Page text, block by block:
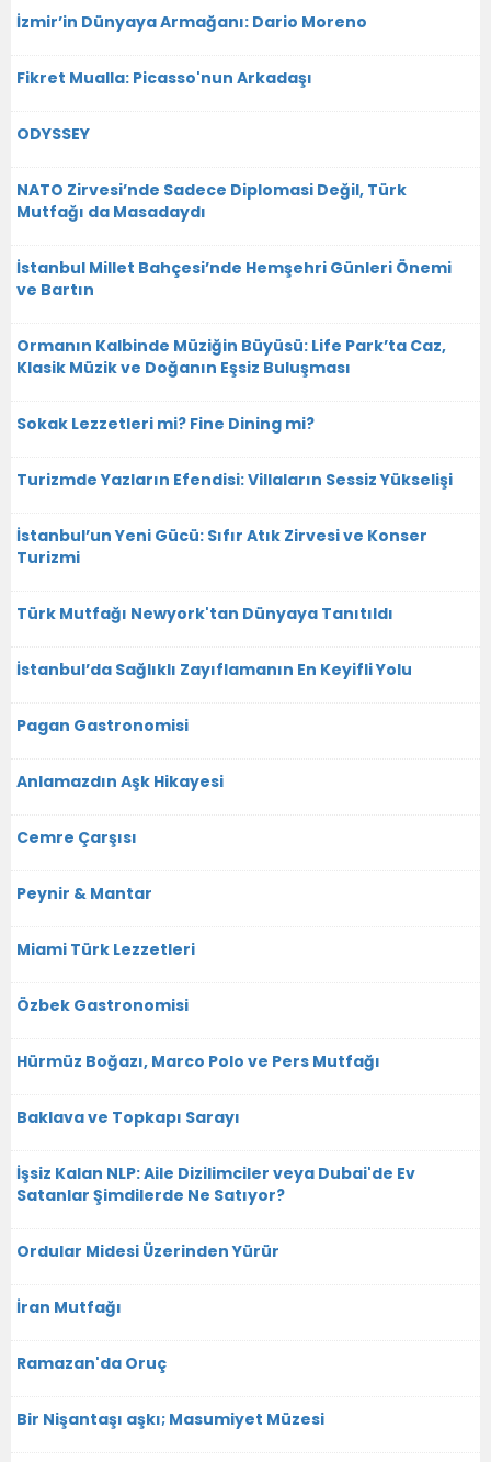
İzmir’in Dünyaya Armağanı: Dario Moreno
Fikret Mualla: Picasso'nun Arkadaşı
ODYSSEY
NATO Zirvesi’nde Sadece Diplomasi Değil, Türk
Mutfağı da Masadaydı
İstanbul Millet Bahçesi’nde Hemşehri Günleri Önemi
ve Bartın
Ormanın Kalbinde Müziğin Büyüsü: Life Park’ta Caz,
Klasik Müzik ve Doğanın Eşsiz Buluşması
Sokak Lezzetleri mi? Fine Dining mi?
Turizmde Yazların Efendisi: Villaların Sessiz Yükselişi
İstanbul’un Yeni Gücü: Sıfır Atık Zirvesi ve Konser
Turizmi
Türk Mutfağı Newyork'tan Dünyaya Tanıtıldı
İstanbul’da Sağlıklı Zayıflamanın En Keyifli Yolu
Pagan Gastronomisi
Anlamazdın Aşk Hikayesi
Cemre Çarşısı
Peynir & Mantar
Miami Türk Lezzetleri
Özbek Gastronomisi
Hürmüz Boğazı, Marco Polo ve Pers Mutfağı
Baklava ve Topkapı Sarayı
İşsiz Kalan NLP: Aile Dizilimciler veya Dubai'de Ev
Satanlar Şimdilerde Ne Satıyor?
Ordular Midesi Üzerinden Yürür
İran Mutfağı
Ramazan'da Oruç
Bir Nişantaşı aşkı; Masumiyet Müzesi